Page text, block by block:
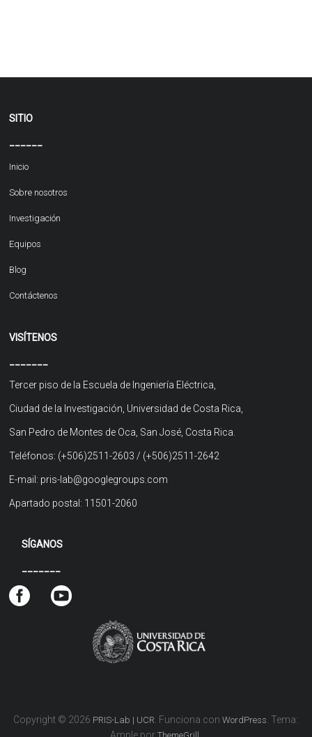
SITIO
Inicio
Sobre nosotros
Investigación
Equipos
Blog
Contáctenos
VISÍTENOS
Tercer piso de la Escuela de Ingeniería Eléctrica,
Ciudad de la Investigación, Universidad de Costa Rica,
San Pedro de Montes de Oca, San José, Costa Rica.
Teléfonos: (+506)2511-2603 / (+506)2511-2642
E-mail: pris-lab@googlegroups.com
Apartado postal: 11501-2060
SÍGANOS
Copyright © 2026 PRIS-Lab | UCR . Funciona conWordPress . Tema:
Ample por